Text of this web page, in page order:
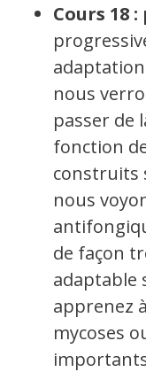
Cours 18 :
nous
passer de
fonction
construits
nous
de façon
adaptable
apprenez
mycoses